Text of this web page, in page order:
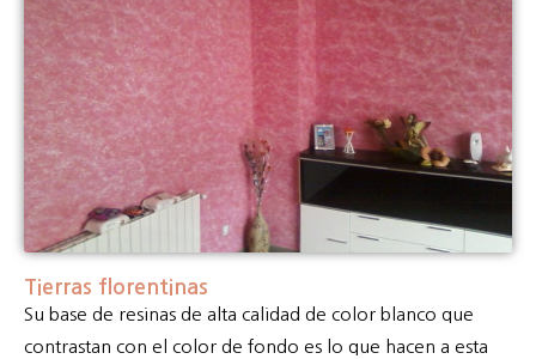
Tierras florentinas
Su base de resinas de alta calidad de color blanco que
contrastan con el color de fondo es lo que hacen a esta